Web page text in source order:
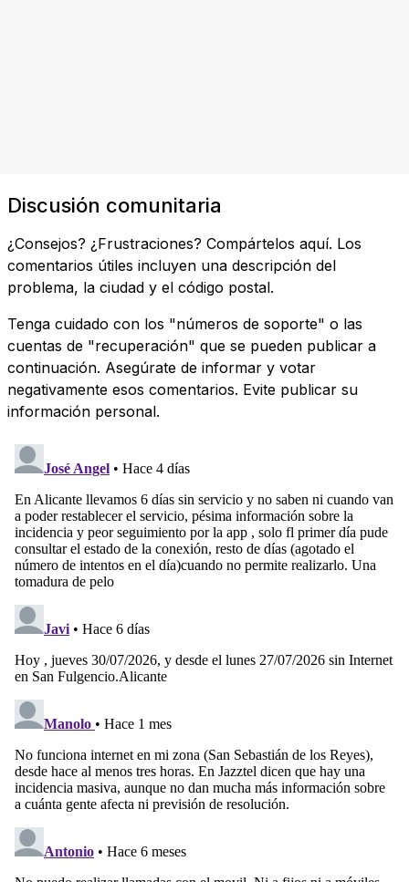
Discusión comunitaria
¿Consejos? ¿Frustraciones? Compártelos aquí. Los
comentarios útiles incluyen una descripción del
problema, la ciudad y el código postal.
Tenga cuidado con los "números de soporte" o las
cuentas de "recuperación" que se pueden publicar a
continuación. Asegúrate de informar y votar
negativamente esos comentarios. Evite publicar su
información personal.